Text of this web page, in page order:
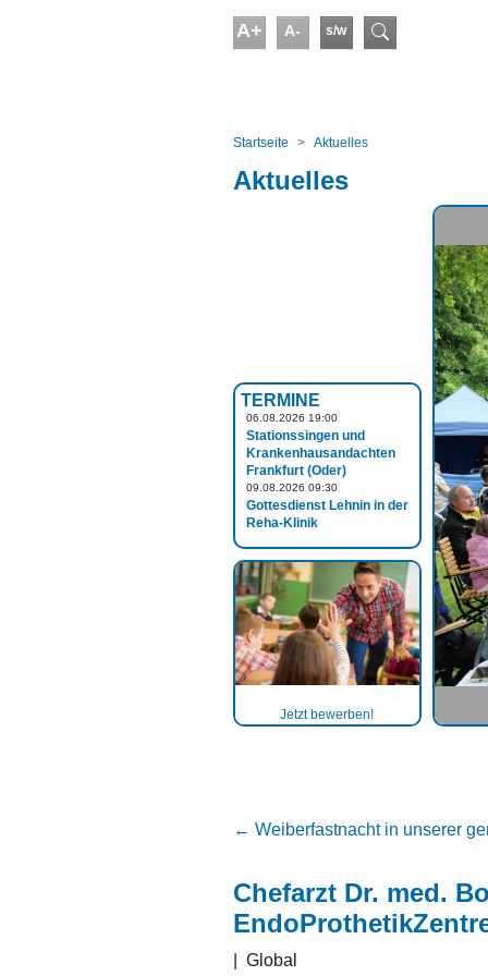
A+ A- s/w
Startseite
Aktuelles
Aktuelles
TERMINE
06.08.2026 19:00
Stationssingen und
Krankenhausandachten
Frankfurt (Oder)
09.08.2026 09:30
Gottesdienst Lehnin in der
Reha-Klinik
Jetzt bewerben!
← Weiberfastnacht in unserer
Chefarzt Dr. med.
Global